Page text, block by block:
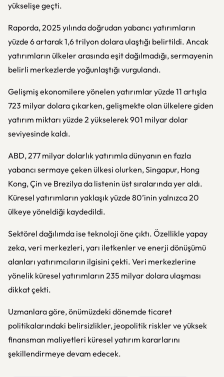
yükselişe geçti.
Raporda, 2025 yılında doğrudan yabancı yatırımların
yüzde 6 artarak 1,6 trilyon dolara ulaştığı belirtildi. Ancak
yatırımların ülkeler arasında eşit dağılmadığı, sermayenin
belirli merkezlerde yoğunlaştığı vurgulandı.
Gelişmiş ekonomilere yönelen yatırımlar yüzde 11 artışla
723 milyar dolara çıkarken, gelişmekte olan ülkelere giden
yatırım miktarı yüzde 2 yükselerek 901 milyar dolar
seviyesinde kaldı.
ABD, 277 milyar dolarlık yatırımla dünyanın en fazla
yabancı sermaye çeken ülkesi olurken, Singapur, Hong
Kong, Çin ve Brezilya da listenin üst sıralarında yer aldı.
Küresel yatırımların yaklaşık yüzde 80’inin yalnızca 20
ülkeye yöneldiği kaydedildi.
Sektörel dağılımda ise teknoloji öne çıktı. Özellikle yapay
zeka, veri merkezleri, yarı iletkenler ve enerji dönüşümü
alanları yatırımcıların ilgisini çekti. Veri merkezlerine
yönelik küresel yatırımların 235 milyar dolara ulaşması
dikkat çekti.
Uzmanlara göre, önümüzdeki dönemde ticaret
politikalarındaki belirsizlikler, jeopolitik riskler ve yüksek
finansman maliyetleri küresel yatırım kararlarını
şekillendirmeye devam edecek.